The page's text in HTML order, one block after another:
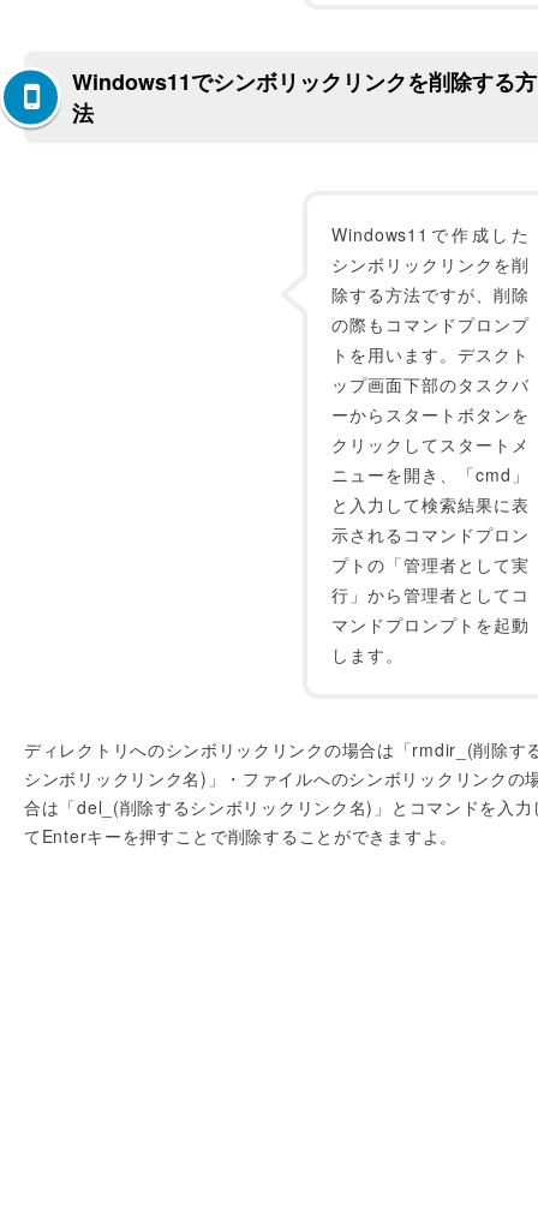
Windows11でシンボリックリンクを削除する方
法
Windows11で作成した
シンボリックリンクを削
除する方法ですが、削除
の際もコマンドプロンプ
トを用います。デスクト
ップ画面下部のタスクバ
ーからスタートボタンを
クリックしてスタートメ
ニューを開き、「cmd」
と入力して検索結果に表
示されるコマンドプロン
プトの「管理者として実
行」から管理者としてコ
マンドプロンプトを起動
します。
ディレクトリへのシンボリックリンクの場合は「rmdir_(削除す
シンボリックリンク名)」・ファイルへのシンボリックリンクの
合は「del_(削除するシンボリックリンク名)」とコマンドを入力
てEnterキーを押すことで削除することができますよ。